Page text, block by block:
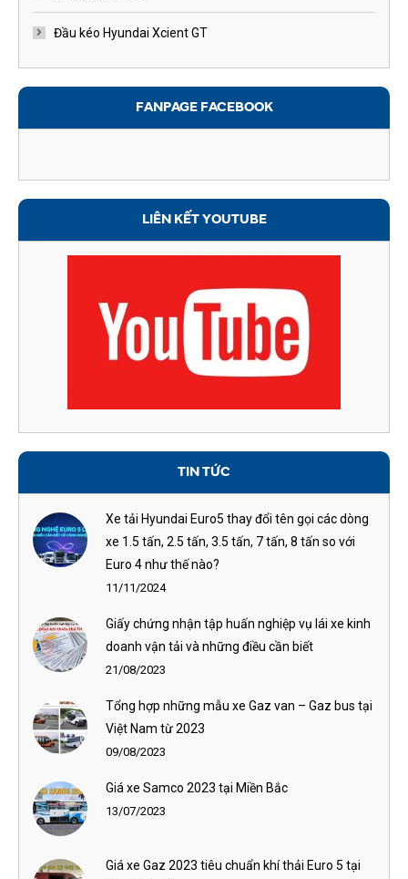
Đầu kéo Hyundai Xcient GT
FANPAGE FACEBOOK
LIÊN KẾT YOUTUBE
TIN TỨC
Xe tải Hyundai Euro5 thay đổi tên gọi các dòng
xe 1.5 tấn, 2.5 tấn, 3.5 tấn, 7 tấn, 8 tấn so với
Euro 4 như thế nào?
11/11/2024
Giấy chứng nhận tập huấn nghiệp vụ lái xe kinh
doanh vận tải và những điều cần biết
21/08/2023
Tổng hợp những mẫu xe Gaz van – Gaz bus tại
Việt Nam từ 2023
09/08/2023
Giá xe Samco 2023 tại Miền Bắc
13/07/2023
Giá xe Gaz 2023 tiêu chuẩn khí thải Euro 5 tại